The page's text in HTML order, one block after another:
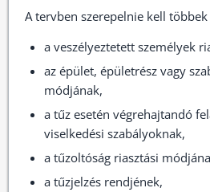
A tervben szerepelnie kell
a veszélyeztetett személyek
az épület, épületrész vagy
módjának,
a tűz esetén végrehajtandó
viselkedési szabályoknak,
a tűzoltóság riasztási
a tűzjelzés rendjének,